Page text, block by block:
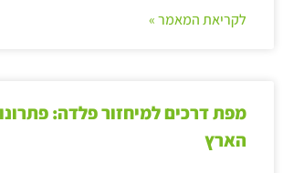
לקריאת המאמר »
מפת דרכים למיחזור פלדה:
הארץ